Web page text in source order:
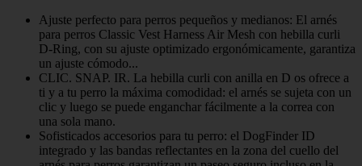
Ajuste perfecto para perros pequeños y medianos: El arnés
para perros Classic Vest Harness Air Mesh con hebilla curli
D-Ring, con su ajuste optimizado ergonómicamente, garantiza
un ajuste cómodo...
CLIC. SNAP. IR. La hebilla curli con anilla en D os ofrece a
ti y a tu perro la máxima comodidad: el arnés se sujeta con un
clic y luego se puede enganchar fácilmente a la correa con
una sola mano.
Sofisticados accesorios para tu perro: el DogFinder ID
integrado y las bandas reflectantes en la zona del cuello del